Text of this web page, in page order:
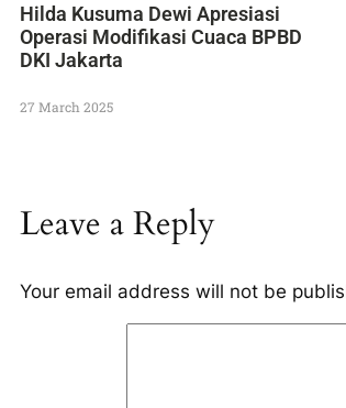
Hilda Kusuma Dewi Apresiasi
Operasi Modifikasi Cuaca BPBD
DKI Jakarta
27 March 2025
Leave a Reply
Your email address will not be